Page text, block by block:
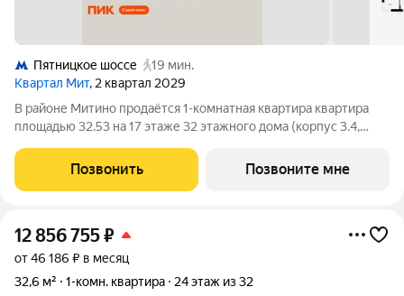
Пятницкое шоссе
19 мин.
Квартал Мит, 2 квартал 2029
В районе Митино продаётся 1-комнатная квартира квартира
площадью 32.53 на 17 этаже 32 этажного дома (корпус 3.4,
расположение 20 минут пешком до станции метро
«Пятницкое шоссе». 8 минут на автомобиле
Позвонить Позвоните мне
12 856 755₽
от 46 186 ₽ в месяц
32,6 м²
1-комн. квартира 24 этаж из 32